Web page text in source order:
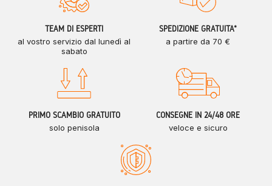
TEAM DI ESPERTI
al vostro servizio dal lunedì al
sabato
SPEDIZIONE GRATUITA*
a partire da 70 €
PRIMO SCAMBIO GRATUITO
solo penisola
CONSEGNE IN 24/48 ORE
veloce e sicuro